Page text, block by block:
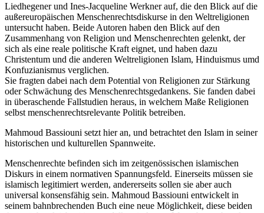
Liedhegener und Ines-Jacqueline Werkner auf, die den Blick auf die
außereuropäischen Menschenrechtsdiskurse in den Weltreligionen
untersucht haben. Beide Autoren haben den Blick auf den
Zusammenhang von Religion und Menschenrechten gelenkt, der
sich als eine reale politische Kraft eignet, und haben dazu
Christentum und die anderen Weltreligionen Islam, Hinduismus umd
Konfuzianismus verglichen.
Sie fragten dabei nach dem Potential von Religionen zur Stärkung
oder Schwächung des Menschenrechtsgedankens. Sie fanden dabei
in überaschende Fallstudien heraus, in welchem Maße Religionen
selbst menschenrechtsrelevante Politik betreiben.
Mahmoud Bassiouni setzt hier an, und betrachtet den Islam in seiner
historischen und kulturellen Spannweite.
Menschenrechte befinden sich im zeitgenössischen islamischen
Diskurs in einem normativen Spannungsfeld. Einerseits müssen sie
islamisch legitimiert werden, andererseits sollen sie aber auch
universal konsensfähig sein. Mahmoud Bassiouni entwickelt in
seinem bahnbrechenden Buch eine neue Möglichkeit, diese beiden